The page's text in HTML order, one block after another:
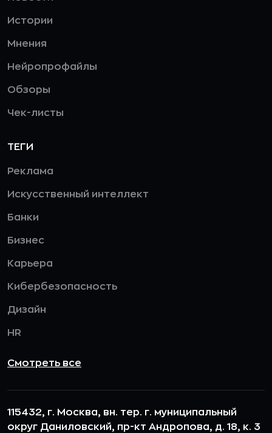
Истории
Мнения
Нейропрофайлы
Обзоры
Чек-листы
ТЕГИ
Реклама
Искусственный интеллект
Банки
Бизнес
Карьера
Кибербезопасность
Дизайн
HR
Смотреть все
115432, г. Москва, вн. тер. г. муниципальный
округ Даниловский, пр-кт Андропова, д. 18, к. 3